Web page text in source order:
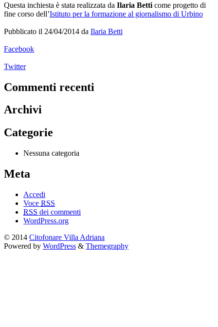
Questa inchiesta è stata realizzata da Ilaria Betti come progetto di
fine corso dell’Istituto per la formazione al giornalismo di Urbino
Pubblicato il 24/04/2014 da Ilaria Betti
Facebook
Twitter
Commenti recenti
Archivi
Categorie
Nessuna categoria
Meta
Accedi
Voce RSS
RSS dei commenti
WordPress.org
© 2014 Citofonare Villa Adriana
Powered by WordPress & Themegraphy